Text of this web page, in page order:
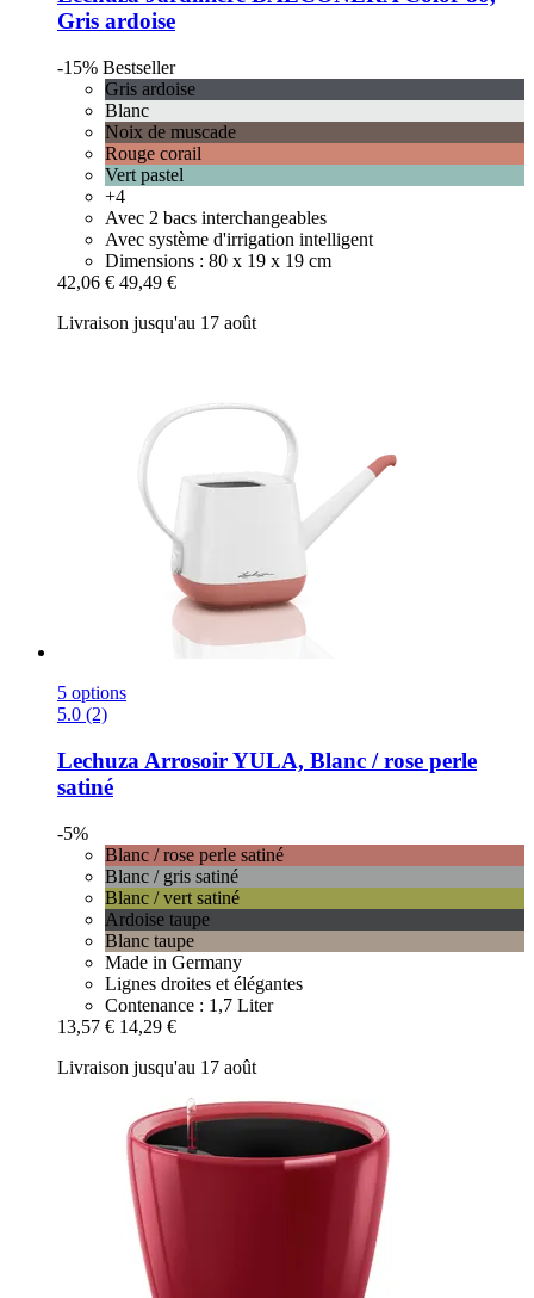
Gris ardoise
-15% Bestseller
Gris ardoise
Blanc
Noix de muscade
Rouge corail
Vert pastel
+4
Avec 2 bacs interchangeables
Avec système d'irrigation intelligent
Dimensions : 80 x 19 x 19 cm
42,06 € 49,49 €
Livraison jusqu'au 17 août
5 options
5.0 (2)
Lechuza Arrosoir YULA, Blanc / rose perle
satiné
-5%
Blanc / rose perle satiné
Blanc / gris satiné
Blanc / vert satiné
Ardoise taupe
Blanc taupe
Made in Germany
Lignes droites et élégantes
Contenance : 1,7 Liter
13,57 € 14,29 €
Livraison jusqu'au 17 août